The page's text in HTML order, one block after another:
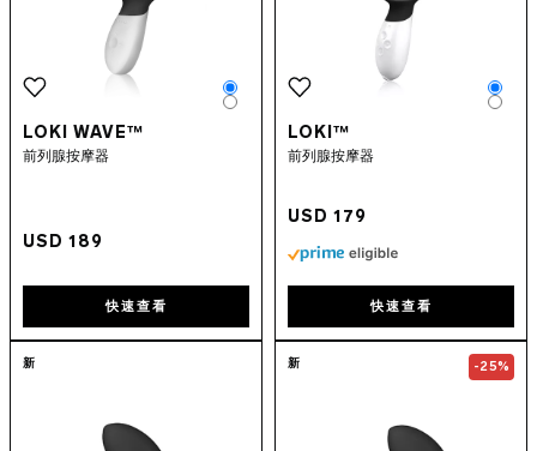
性愛配件
INTIMINA BY LELO
豪華性玩具
酷兒精選
LOKI WAVE™
前列腺按摩器
USD 189
Color
Color
快速查看
LOKI™
前列腺按摩器
USD 179
快速查看
HUGO™ 2
新 Go to the
新 -25%